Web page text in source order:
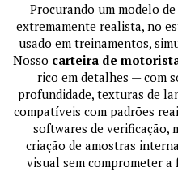
Procurando um modelo
extremamente realista, no
usado em treinamentos,
Nosso carteira de
rico em detalhes — com
profundidade, texturas de
compatíveis com padrões
softwares de verificação,
criação de amostras
visual sem comprometer a